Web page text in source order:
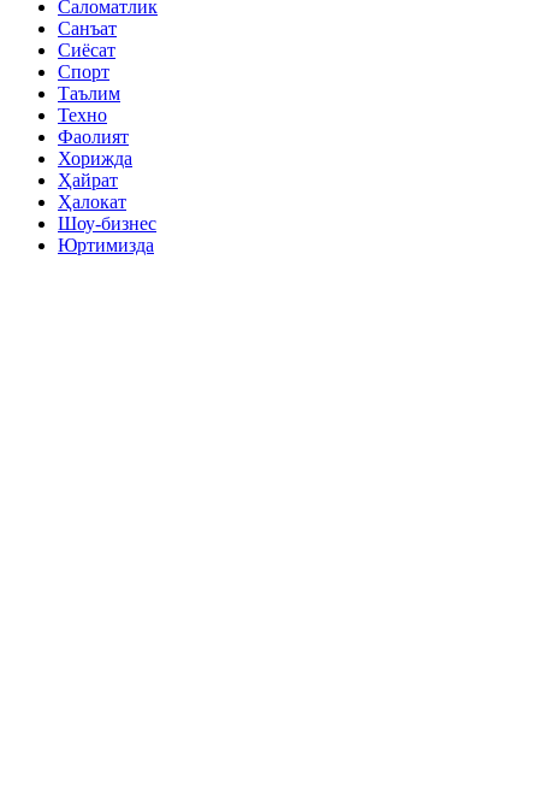
Саломатлик
Санъат
Сиёсат
Спорт
Таълим
Техно
Фаолият
Хорижда
Ҳайрат
Ҳалокат
Шоу-бизнес
Юртимизда